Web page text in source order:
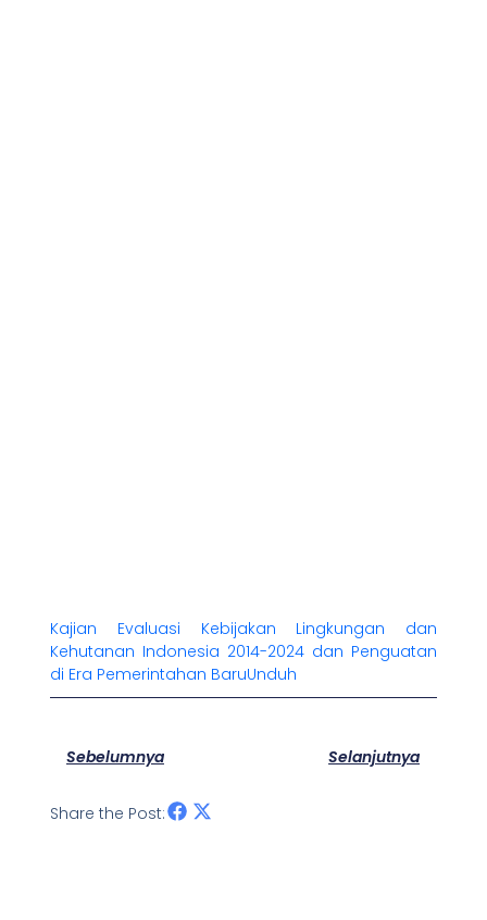
Kajian Evaluasi Kebijakan Lingkungan dan
Kehutanan Indonesia 2014-2024 dan Penguatan
di Era Pemerintahan BaruUnduh
Sebelumnya Selanjutnya
Share the Post: